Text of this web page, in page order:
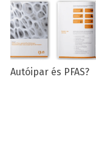
Autóipar és PFAS?